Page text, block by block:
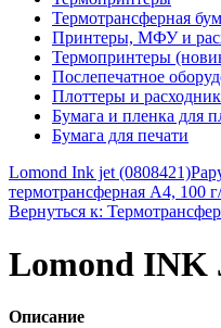
Термотрансферная
Принтеры, МФУ и
Термопринтеры
Послепечатное
Плоттеры и
Бумага и пленка для
Бумага для печати
Lomond Ink jet (0808421)
термотрансферная A4, 100
Вернуться к:
Lomond INK
Описание